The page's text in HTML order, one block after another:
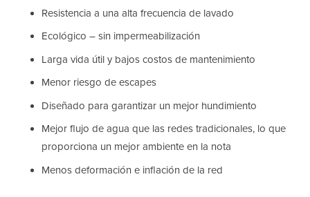
Resistencia a una alta frecuencia de lavado
Ecológico – ​sin impermeabilización
Larga vida útil y bajos costos de mantenimiento
Menor riesgo de escapes
Diseñado para garantizar un mejor hundimiento
Mejor flujo de agua que las redes tradicionales, lo que
proporciona un mejor ambiente en la nota
Menos deformación e inflación de la red